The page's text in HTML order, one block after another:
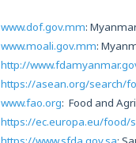
www.dof.gov.mm:
www.moali.gov.mm:
http://
https://asean.org/search/
www.fao.org: Food and
https://ec.europa.eu/food/